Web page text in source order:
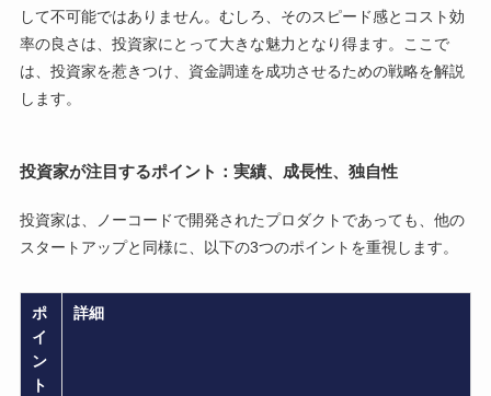
して不可能ではありません。むしろ、そのスピード感とコスト効
率の良さは、投資家にとって大きな魅力となり得ます。ここで
は、投資家を惹きつけ、資金調達を成功させるための戦略を解説
します。
投資家が注目するポイント：実績、成長性、独自性
投資家は、ノーコードで開発されたプロダクトであっても、他の
スタートアップと同様に、以下の3つのポイントを重視します。
ポ
イ
ン
ト
詳細